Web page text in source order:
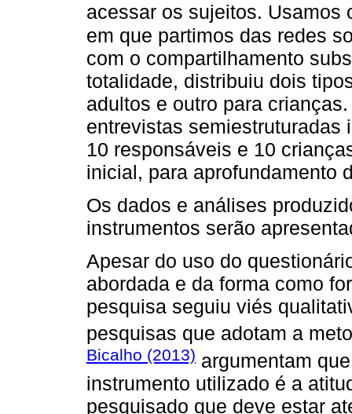
acessar os sujeitos. Usamos
em que partimos das redes
com o compartilhamento
totalidade, distribuiu dois
adultos e outro para
entrevistas semiestruturadas
10 responsáveis e 10
inicial, para aprofundamento
Os dados e análises
instrumentos serão
Apesar do uso do
abordada e da forma como
pesquisa seguiu viés
pesquisas que adotam a
Bicalho (2013) argumentam
instrumento utilizado é a
pesquisado que deve estar